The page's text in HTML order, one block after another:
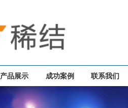
产品展示 成功案例 联系我们